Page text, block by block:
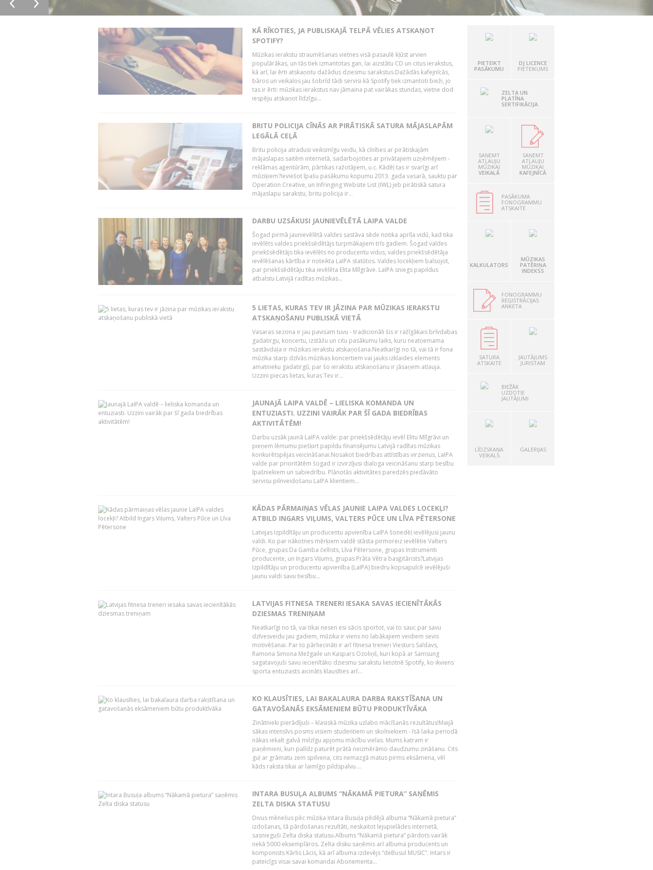
KĀ RĪKOTIES, JA PUBLISKAJĀ TELPĀ VĒLIES ATSKAŅOT
SPOTIFY?
Mūzikas ierakstu straumēšanas vietnes visā pasaulē kļūst arvien
populārākas, un tās tiek izmantotas gan, lai aizstātu CD un citus ierakstus,
kā arī, lai ērti atskaņotu dažādus dziesmu sarakstus.Dažādās kafejnīcās,
bāros un veikalos jau šobrīd tādi servisi kā Spotify tiek izmantoti bieži, jo
tas ir ērti: mūzikas ierakstus nav jāmaina pat vairākas stundas, vietne dod
iespēju atskaņot līdzīgu...
BRITU POLICIJA CĪNĀS AR PIRĀTISKĀ SATURA MĀJASLAPĀM
LEGĀLĀ CEĻĀ
Britu policija atradusi veiksmīgu veidu, kā cīnīties ar pirātiskajām
mājaslapas saitēm internetā, sadarbojoties ar privātajiem uzņēmējiem -
reklāmas aģentūrām, pārtikas ražotājiem, u.c. Kādēļ tas ir svarīgi arī
mūziķiem?Ieviešot īpašu pasākumu kopumu 2013. gada vasarā, sauktu par
Operation Creative, un Infringing Website List (IWL) jeb pirātiskā satura
mājaslapu sarakstu, britu policija ir...
DARBU UZSĀKUSI JAUNIEVĒLĒTĀ LAIPA VALDE
Šogad pirmā jaunievēlētā valdes sastāva sēde notika aprīļa vidū, kad tika
ievēlēts valdes priekšsēdētājs turpmākajiem trīs gadiem. Šogad valdes
priekšsēdētājs tika ievēlēts no producentu vidus, valdes priekšsēdētāja
ievēlēšanas kārtība ir noteikta LaIPA statūtos. Valdes locekļiem balsojot,
par priekšsēdētāju tika ievēlēta Elita Mīlgrāve. LaIPA sniegs papildus
atbalstu Latvijā radītas mūzikas...
5 LIETAS, KURAS TEV IR JĀZINA PAR MŪZIKAS IERAKSTU
ATSKAŅOŠANU PUBLISKĀ VIETĀ
Vasaras sezona ir jau pavisam tuvu - tradicionāli šis ir ražīgākais brīvdabas
gadatirgu, koncertu, izstāžu un citu pasākumu laiks, kuru neatņemama
sastāvdaļa ir mūzikas ierakstu atskaņošana.Neatkarīgi no tā, vai tā ir fona
mūzika starp dzīvās mūzikas koncertiem vai jauks izklaides elements
amatnieku gadatirgū, par šo ierakstu atskaņošanu ir jāsaņem atļauja.
Uzzini piecas lietas, kuras Tev ir...
JAUNAJĀ LAIPA VALDĒ – LIELISKA KOMANDA UN
ENTUZIASTI. UZZINI VAIRĀK PAR ŠĪ GADA BIEDRĪBAS
AKTIVITĀTĒM!
Darbu uzsāk jaunā LaIPA valde: par priekšsēdētāju ievēl Elitu Mīlgrāvi un
pieņem lēmumu piešķirt papildu finansējumu Latvijā radītas mūzikas
konkurētspējas veicināšanai.Nosakot biedrības attīstības virzienus, LaIPA
valde par prioritātēm šogad ir izvirzījusi dialoga veicināšanu starp tiesību
īpašniekiem un sabiedrību. Plānotās aktivitātes paredzēs piedāvāto
servisu pilnveidošanu LaIPA klientiem...
KĀDAS PĀRMAIŅAS VĒLAS JAUNIE LAIPA VALDES LOCEKĻI?
ATBILD INGARS VIĻUMS, VALTERS PŪCE UN LĪVA PĒTERSONE
Latvijas Izpildītāju un producentu apvienība LaIPA šonedēļ ievēlējusi jaunu
valdi. Ko par nākotnes mērķiem valdē stāsta pirmoreiz ievēlētie Valters
Pūce, grupas Da Gamba čellists, Līva Pētersone, grupas Instrumenti
producente, un Ingars Viļums, grupas Prāta Vētra basģitārists?Latvijas
Izpildītāju un producentu apvienība (LaIPA) biedru kopsapulcē ievēlējuši
jaunu valdi savu tiesību...
LATVIJAS FITNESA TRENERI IESAKA SAVAS IECIENĪTĀKĀS
DZIESMAS TRENIŅAM
Neatkarīgi no tā, vai tikai nesen esi sācis sportot, vai to sauc par savu
dzīvesveidu jau gadiem, mūzika ir viens no labākajiem veidiem sevis
motivēšanai. Par to pārliecināti ir arī fitnesa treneri Viesturs Saldavs,
Ramona Simona Mežgaile un Kaspars Ozoliņš, kuri kopā ar Samsung
sagatavojuši savu iecienītāko dziesmu sarakstu lietotnē Spotify, ko ikviens
sporta entuziasts aicināts klausīties arī...
KO KLAUSĪTIES, LAI BAKALAURA DARBA RAKSTĪŠANA UN
GATAVOŠANĀS EKSĀMENIEM BŪTU PRODUKTĪVĀKA
Zinātnieki pierādījuši – klasiskā mūzika uzlabo mācīšanās rezultātus!Maijā
sākas intensīvs posms visiem studentiem un skolniekiem - īsā laika periodā
nākas iekalt galvā milzīgu apjomu mācību vielas. Mums katram ir
paņēmieni, kuri palīdz paturēt prātā neizmērāmo daudzumu zināšanu. Cits
guļ ar grāmatu zem spilvena, cits nemazgā matus pirms eksāmena, vēl
kāds raksta tikai ar laimīgo pildspalvu....
INTARA BUSUĻA ALBUMS “NĀKAMĀ PIETURA” SAŅĒMIS
ZELTA DISKA STATUSU
Divus mēnešus pēc mūziķa Intara Busuļa pēdējā albuma “Nākamā pietura”
izdošanas, tā pārdošanas rezultāti, neskaitot lejupielādes internetā,
sasnieguši Zelta diska statusu.Albums “Nākamā pietura” pārdots vairāk
nekā 5000 eksemplāros. Zelta disku saņēmis arī albuma producents un
komponists Kārlis Lācis, kā arī albuma izdevējs “deBusul MUSIC”. Intars ir
pateicīgs visai savai komandai Abonementa...
PIETEIKT
PASĀKUMU
DJ LICENCE
PIETEIKUMS
ZELTA UN
PLATĪNA
SERTIFIKĀCIJA
SAŅEMT
ATĻAUJU
MŪZIKAI
VEIKALĀ
SAŅEMT
ATĻAUJU
MŪZIKAI
KAFEJNĪCĀ
PASĀKUMA
FONOGRAMMU
ATSKAITE
KALKULATORS
MŪZIKAS
PATĒRIŅA
INDEKSS
FONOGRAMMU
REĢISTRĀCIJAS
ANKETA
SATURA
ATSKAITE
JAUTĀJUMS
JURISTAM
BIEŽĀK
UZDOTIE
JAUTĀJUMI
LĪDZSKAŅA
VEIKALS
GALERIJAS